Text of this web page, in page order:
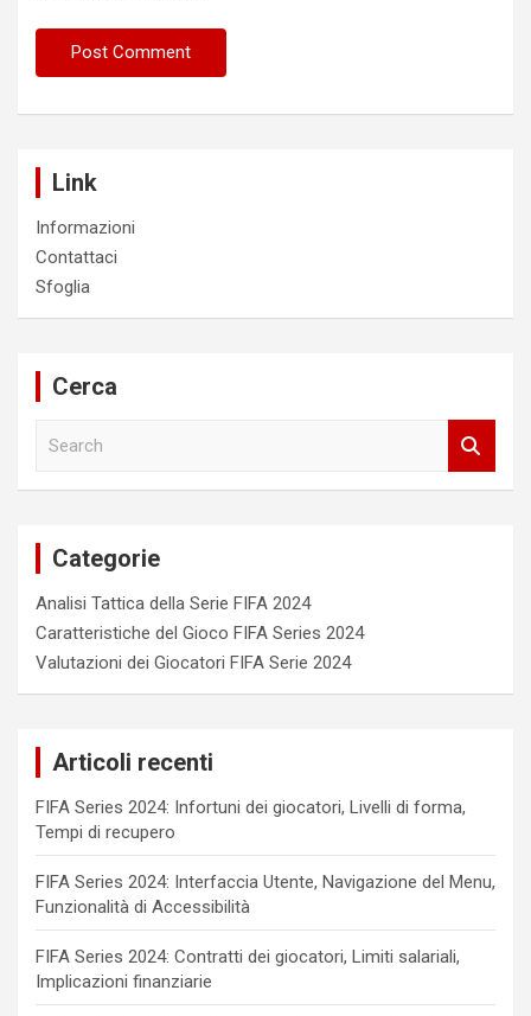
Link
Informazioni
Contattaci
Sfoglia
Cerca
Categorie
Analisi Tattica della Serie FIFA 2024
Caratteristiche del Gioco FIFA Series 2024
Valutazioni dei Giocatori FIFA Serie 2024
Articoli recenti
FIFA Series 2024: Infortuni dei giocatori, Livelli di forma,
Tempi di recupero
FIFA Series 2024: Interfaccia Utente, Navigazione del Menu,
Funzionalità di Accessibilità
FIFA Series 2024: Contratti dei giocatori, Limiti salariali,
Implicazioni finanziarie